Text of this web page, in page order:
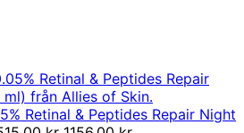
Retinal & Peptides Repair Night